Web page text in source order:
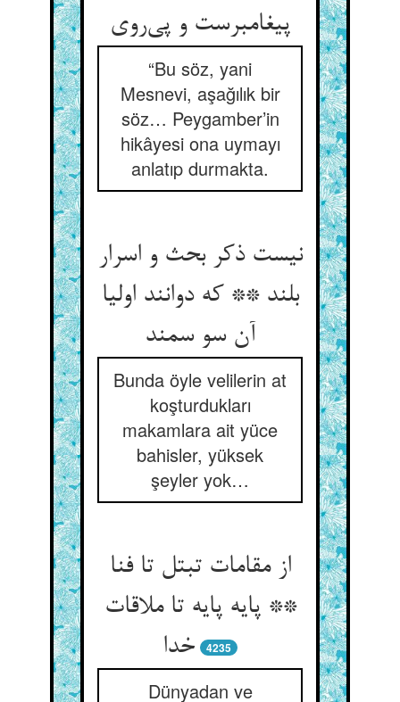
پیغامبرست و پی‌روی
“Bu söz, yani
Mesnevi, aşağılık bir
söz… Peygamber’in
hikâyesi ona uymayı
anlatıp durmakta.
نیست ذکر بحث و اسرار
بلند ** که دوانند اولیا
آن سو سمند
Bunda öyle velilerin at
koşturdukları
makamlara ait yüce
bahisler, yüksek
şeyler yok…
از مقامات تبتل تا فنا
** پایه پایه تا ملاقات
خدا
4235
Dünyadan ve